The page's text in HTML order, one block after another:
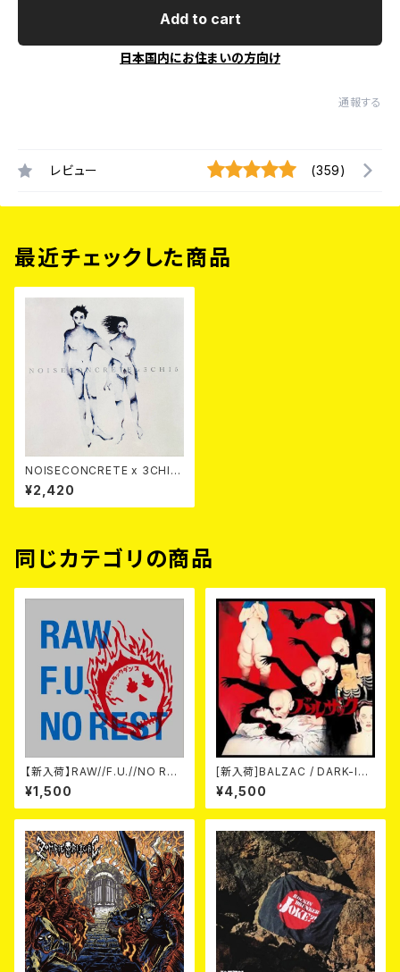
Add to cart
日本国内にお住まいの方向け
通報する
レビュー (359)
最近チェックした商品
NOISECONCRETE x 3CHI5
/ 小さなモーメント CD
¥2,420
同じカテゴリの商品
【新入荷】RAW//F.U.//NO RES
T / 3way split EP ハード ラッ
ク ダンス (CD)
¥1,500
[新入荷]BALZAC / DARK-IS
M -20th Anniversary Comp
ilation- (2CD)
¥4,500